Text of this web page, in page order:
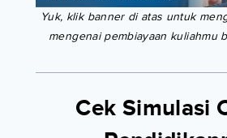
Yuk, klik banner di atas untuk
mengenai pembiayaan kuliahmu
Cek Simulasi